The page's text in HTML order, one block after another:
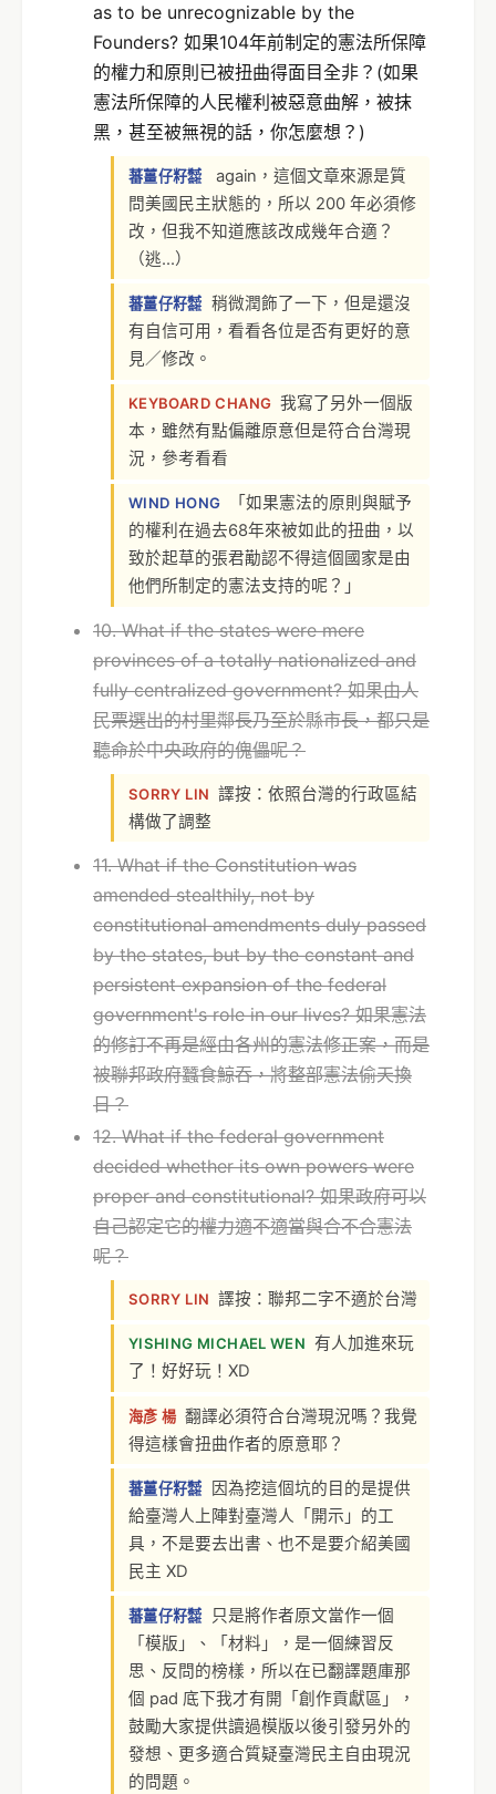
as to be unrecognizable by the
Founders? 如果104年前制定的憲法所保障
的權力和原則已被扭曲得面目全非？(如果
憲法所保障的人民權利被惡意曲解，被抹
黑，甚至被無視的話，你怎麼想？)
蕃薑仔籽㍿
again，這個文章來源是質
問美國民主狀態的，所以 200 年必須修
改，但我不知道應該改成幾年合適？
（逃...）
蕃薑仔籽㍿ 稍微潤飾了一下，但是還沒
有自信可用，看看各位是否有更好的意
見／修改。
KEYBOARD CHANG 我寫了另外一個版
本，雖然有點偏離原意但是符合台灣現
況，參考看看
WIND HONG
「如果憲法的原則與賦予
的權利在過去68年來被如此的扭曲，以
致於起草的張君勱認不得這個國家是由
他們所制定的憲法支持的呢？」
10. What if the states were mere
provinces of a totally nationalized and
fully centralized government? 如果由人
民票選出的村里鄰長乃至於縣市長，都只是
聽命於中央政府的傀儡呢？
SORRY LIN 譯按：依照台灣的行政區結
構做了調整
11. What if the Constitution was
amended stealthily, not by
constitutional amendments duly passed
by the states, but by the constant and
persistent expansion of the federal
government's role in our lives? 如果憲法
的修訂不再是經由各州的憲法修正案，而是
被聯邦政府蠶食鯨吞，將整部憲法偷天換
日？
12. What if the federal government
decided whether its own powers were
proper and constitutional? 如果政府可以
自己認定它的權力適不適當與合不合憲法
呢？
SORRY LIN 譯按：聯邦二字不適於台灣
YISHING MICHAEL WEN 有人加進來玩
了！好好玩！XD
海彥 楊 翻譯必須符合台灣現況嗎？我覺
得這樣會扭曲作者的原意耶？
蕃薑仔籽㍿
因為挖這個坑的目的是提供
給臺灣人上陣對臺灣人「開示」的工
具，不是要去出書、也不是要介紹美國
民主 XD
蕃薑仔籽㍿
只是將作者原文當作一個
「模版」、「材料」，是一個練習反
思、反問的榜樣，所以在已翻譯題庫那
個 pad 底下我才有開「創作貢獻區」，
鼓勵大家提供讀過模版以後引發另外的
發想、更多適合質疑臺灣民主自由現況
的問題。